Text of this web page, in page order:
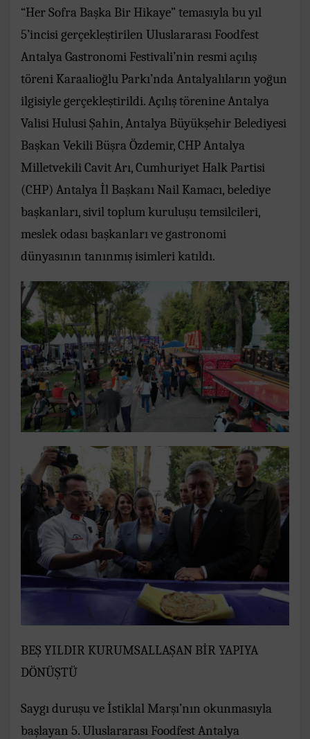
“Her Sofra Başka Bir Hikaye” temasıyla bu yıl
5’incisi gerçekleştirilen Uluslararası Foodfest
Antalya Gastronomi Festivali’nin resmi açılış
töreni Karaalioğlu Parkı’nda Antalyalıların yoğun
ilgisiyle gerçekleştirildi. Açılış törenine Antalya
Valisi Hulusi Şahin, Antalya Büyükşehir Belediyesi
Başkan Vekili Büşra Özdemir, CHP Antalya
Milletvekili Cavit Arı, Cumhuriyet Halk Partisi
(CHP) Antalya İl Başkanı Nail Kamacı, belediye
başkanları, sivil toplum kuruluşu temsilcileri,
meslek odası başkanları ve gastronomi
dünyasının tanınmış isimleri katıldı.
BEŞ YILDIR KURUMSALLAŞAN BİR YAPIYA
DÖNÜŞTÜ
Saygı duruşu ve İstiklal Marşı’nın okunmasıyla
başlayan 5. Uluslararası Foodfest Antalya